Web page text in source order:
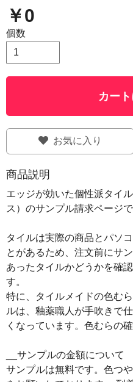
￥0
個数
カー
お気に入り
商品説明
エッジが効いた個性派タイ
ス）のサンプル請求ページで
タイルは実際の商品とパソ
とがあるため、注文前にサ
あったタイルかどうかを確
す。
特に、タイルメイドの色む
ルは、釉薬職人が手吹きで
くなっています。色むらの
__サンプルの金額について
サンプルは無料です。色つ